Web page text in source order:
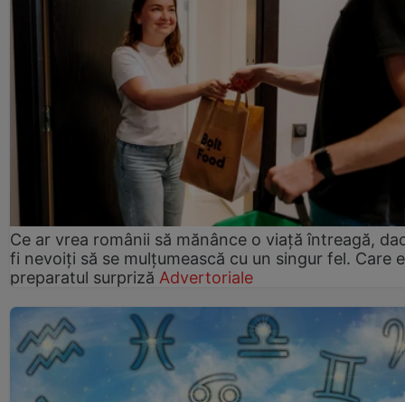
Ce ar vrea românii să mănânce o viață întreagă,
fi nevoiți să se mulțumească cu un singur fel. Care e
preparatul surpriză Advertoriale